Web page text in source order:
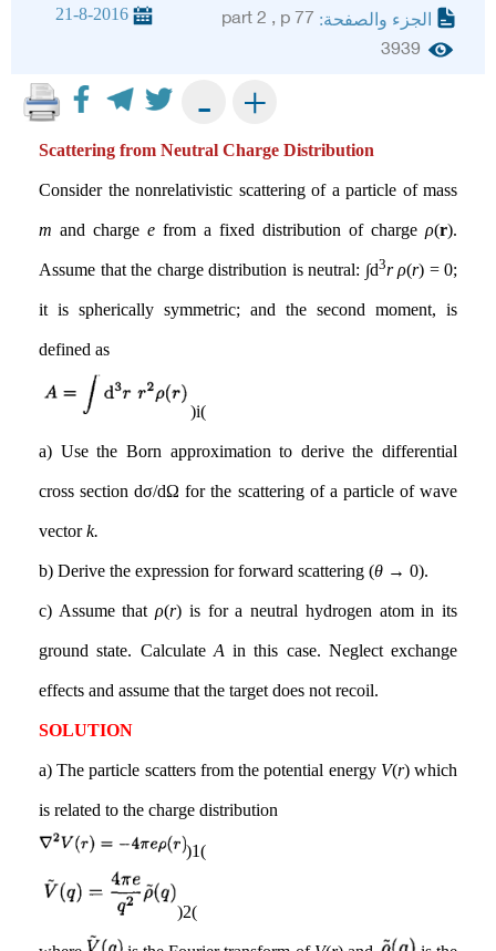
الجزء والصفحة: part 2 , p 77
21-8-2016
3939
+
-
Scattering from Neutral Charge Distribution
Consider the nonrelativistic scattering of a particle of mass
m and charge e from a fixed distribution of charge ρ(r).
Assume that the charge distribution is neutral: ∫d3r ρ(r) = 0;
it is spherically symmetric; and the second moment, is
defined as
(i)
a) Use the Born approximation to derive the differential
cross section dσ/dΩ for the scattering of a particle of wave
vector k.
b) Derive the expression for forward scattering (θ → 0).
c) Assume thatρ(r) is for a neutral hydrogen atom in its
ground state. Calculate A in this case. Neglect exchange
effects and assume that the target does not recoil.
SOLUTION
a) The particle scatters from the potential energy V(r) which
is related to the charge distribution
(1)
(2)